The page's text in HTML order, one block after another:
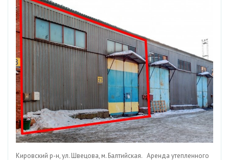
Кировский р-н, ул. Швецова, м. Балтийская. Аренда утепленного